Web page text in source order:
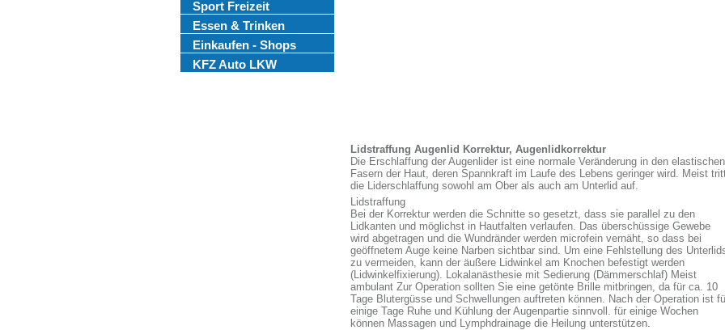
Sport Freizeit
Essen & Trinken
Einkaufen - Shops
KFZ Auto LKW
Lidstraffung Augenlid Korrektur, Augenlidkorrektur
Die Erschlaffung der Augenlider ist eine normale Veränderung in den elastischen
Fasern der Haut, deren Spannkraft im Laufe des Lebens geringer wird. Meist
die Liderschlaffung sowohl am Ober als auch am Unterlid auf.
Lidstraffung
Bei der Korrektur werden die Schnitte so gesetzt, dass sie parallel zu den
Lidkanten und möglichst in Hautfalten verlaufen. Das überschüssige Gewebe
wird abgetragen und die Wundränder werden microfein vernäht, so dass bei
geöffnetem Auge keine Narben sichtbar sind. Um eine Fehlstellung des
zu vermeiden, kann der äußere Lidwinkel am Knochen befestigt werden
(Lidwinkelfixierung). Lokalanästhesie mit Sedierung (Dämmerschlaf) Meist
ambulant Zur Operation sollten Sie eine getönte Brille mitbringen, da für ca. 10
Tage Blutergüsse und Schwellungen auftreten können. Nach der Operation ist
einige Tage Ruhe und Kühlung der Augenpartie sinnvoll. für einige Wochen
können Massagen und Lymphdrainage die Heilung unterstützen.